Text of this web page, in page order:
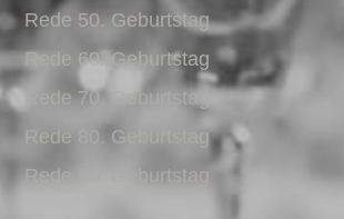
Rede 50. Geburtstag
Rede 60. Geburtstag
Rede 70. Geburtstag
Rede 80. Geburtstag
Rede 90. Geburtstag